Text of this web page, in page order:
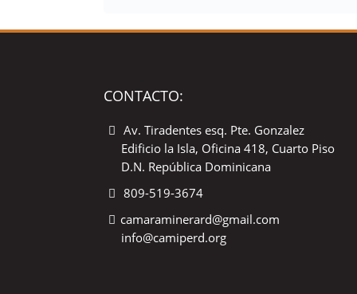
CONTACTO:
Av. Tiradentes esq. Pte. Gonzalez
Edificio la Isla, Oficina 418, Cuarto Piso
D.N. República Dominicana
809-519-3674
camaraminerard@gmail.com
info@camiperd.org